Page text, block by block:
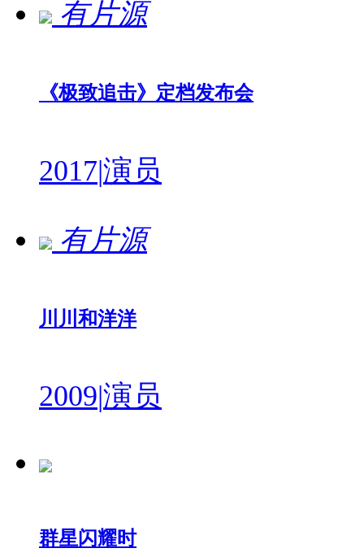
有片源
《极致追击》定档发布会
2017|演员
有片源
川川和洋洋
2009|演员
群星闪耀时